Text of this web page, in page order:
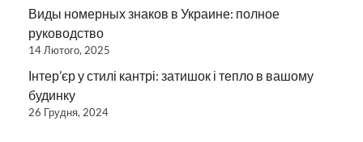
Виды номерных знаков в Украине: полное
руководство
14 Лютого, 2025
Інтер’єр у стилі кантрі: затишок і тепло в вашому
будинку
26 Грудня, 2024